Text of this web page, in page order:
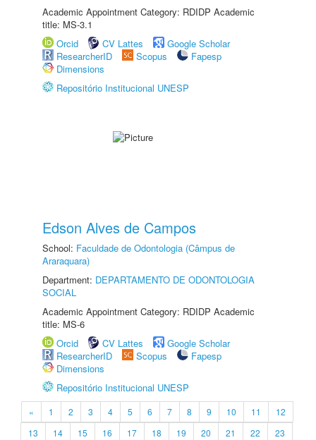
Academic Appointment Category: RDIDP Academic
title: MS-3.1
Orcid
CV Lattes
Google Scholar
ResearcherID
Scopus
Fapesp
Dimensions
Repositório Institucional UNESP
Edson Alves de Campos
School: Faculdade de Odontologia (Câmpus de
Araraquara)
Department: DEPARTAMENTO DE ODONTOLOGIA
SOCIAL
Academic Appointment Category: RDIDP Academic
title: MS-6
Orcid
CV Lattes
Google Scholar
ResearcherID
Scopus
Fapesp
Dimensions
Repositório Institucional UNESP
« 1 2 3 4 5 6 7 8 9 10 11
12
13
14 15 16 17 18 19 20 21 22
23